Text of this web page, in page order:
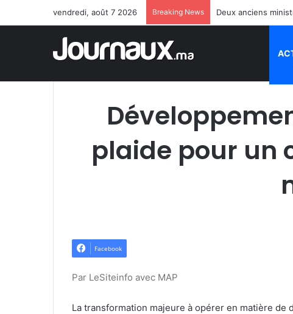
vendredi, août 7 2026 Breaking News Deux anciens
plaide pour un
Facebook
Par LeSiteinfo avec MAP
La transformation majeure à opérer en matière